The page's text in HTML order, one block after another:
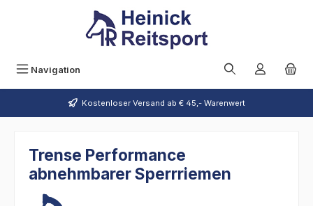
Zum Hauptinhalt springen
Navigation
Kostenloser Versand ab € 45,- Warenwert
Trense Performance
abnehmbarer Sperrriemen